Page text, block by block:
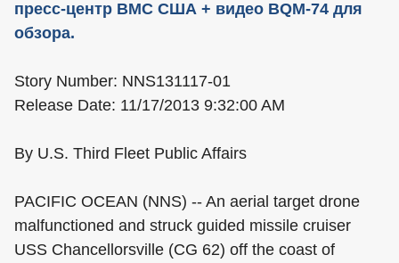
пресс-центр ВМС США + видео BQM-74 для
обзора.
Story Number: NNS131117-01
Release Date: 11/17/2013 9:32:00 AM
By U.S. Third Fleet Public Affairs
PACIFIC OCEAN (NNS) -- An aerial target drone
malfunctioned and struck guided missile cruiser
USS Chancellorsville (CG 62) off the coast of